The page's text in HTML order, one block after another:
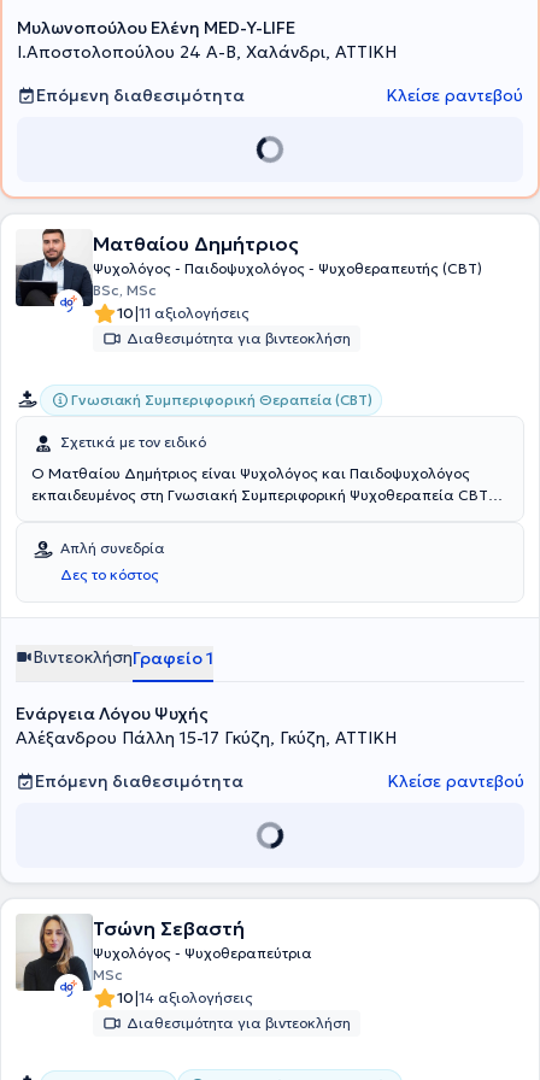
Μυλωνοπούλου Ελένη MED-Y-LIFE
I.Αποστολοπούλου 24 Α-Β, Χαλάνδρι, ΑΤΤΙΚΗ
Επόμενη διαθεσιμότητα
Κλείσε ραντεβού
Ματθαίου Δημήτριος
Ψυχολόγος - Παιδοψυχολόγος - Ψυχοθεραπευτής (CBT)
BSc, MSc
10|11 αξιολογήσεις
Διαθεσιμότητα για βιντεοκλήση
Γνωσιακή Συμπεριφορική Θεραπεία (CBT)
Σχετικά με τον ειδικό
Ο Ματθαίου Δημήτριος είναι Ψυχολόγος και Παιδοψυχολόγος
εκπαιδευμένος στη Γνωσιακή Συμπεριφορική Ψυχοθεραπεία CBT
ιδιωτικό γραφείο στην περιοχή Γκύζη Αττικής.
Απλή συνεδρία
Δες το κόστος
ΒιντεοκλήσηΓραφείο 1
Ενάργεια Λόγου Ψυχής
Αλέξανδρου Πάλλη 15-17 Γκύζη, Γκύζη, ΑΤΤΙΚΗ
Επόμενη διαθεσιμότητα
Κλείσε ραντεβού
Τσώνη Σεβαστή
Ψυχολόγος - Ψυχοθεραπεύτρια
MSc
10|14 αξιολογήσεις
Διαθεσιμότητα για βιντεοκλήση